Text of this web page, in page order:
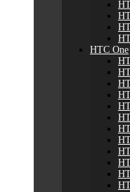
HTC One